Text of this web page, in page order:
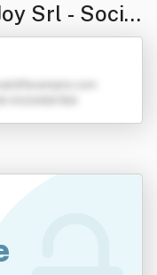
Srl - Socie